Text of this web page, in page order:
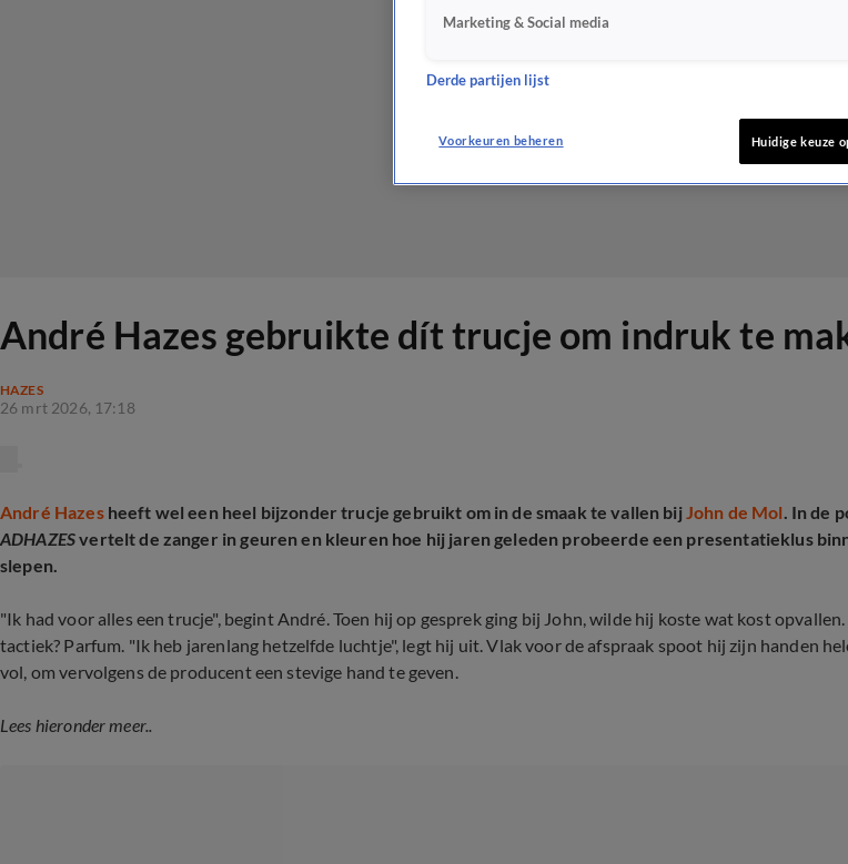
André Hazes gebruikte dít trucje om indruk te
HAZES
26 mrt 2026, 17:18
André Hazesheeft wel een heel bijzonder trucje gebruikt om in de smaak te vallen bijJohn de Mol. In de
ADHAZESvertelt de zanger in geuren en kleuren hoe hij jaren geleden probeerde een presentatieklus
slepen.
"Ik had voor alles een trucje", begint André. Toen hij op gesprek ging bij John, wilde hij koste wat kost
tactiek? Parfum. "Ik heb jarenlang hetzelfde luchtje", legt hij uit. Vlak voor de afspraak spoot hij zijn handen
vol, om vervolgens de producent een stevige hand te geven.
Lees hieronder meer..
Marketing & Social media
Derde partijen lijst
Voorkeuren beheren Huidige keuze